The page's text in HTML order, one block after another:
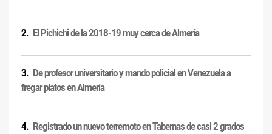
El Pichichi de la 2018-19 muy cerca de Almería
De profesor universitario y mando policial en Venezuela a
fregar platos en Almería
Registrado un nuevo terremoto en Tabernas de casi 2 grados